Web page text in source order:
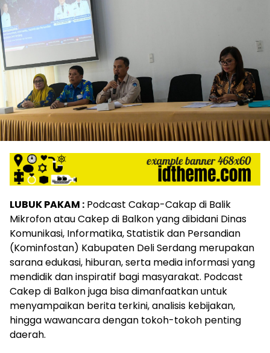
LUBUK PAKAM : Podcast Cakap-Cakap di Balik
Mikrofon atau Cakep di Balkon yang dibidani Dinas
Komunikasi, Informatika, Statistik dan Persandian
(Kominfostan) Kabupaten Deli Serdang merupakan
sarana edukasi, hiburan, serta media informasi yang
mendidik dan inspiratif bagi masyarakat. Podcast
Cakep di Balkon juga bisa dimanfaatkan untuk
menyampaikan berita terkini, analisis kebijakan,
hingga wawancara dengan tokoh-tokoh penting
daerah.